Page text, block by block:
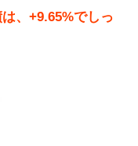
、+9.65%でしっ